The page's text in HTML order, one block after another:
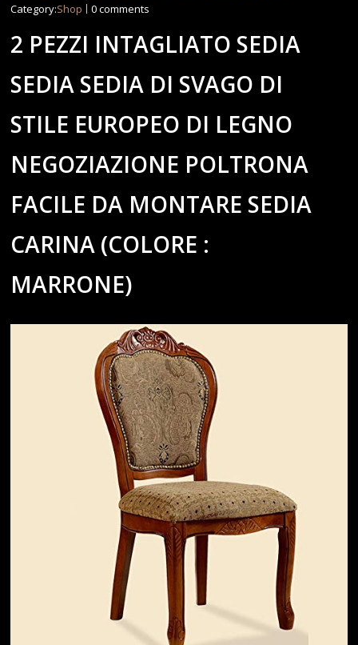
Category:Shop 0 comments
2 PEZZI INTAGLIATO SEDIA
SEDIA SEDIA DI SVAGO DI
STILE EUROPEO DI LEGNO
NEGOZIAZIONE POLTRONA
FACILE DA MONTARE SEDIA
CARINA (COLORE :
MARRONE)